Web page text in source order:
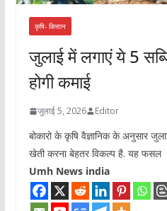
कृषि- किसान
जुलाई में लगाएं ये 5
होगी कमाई
जुलाई 5, 2026 Editor
बोकारो के कृषि वैज्ञानिक के अनुसार
खेती करना बेहतर विकल्प है. यह फसल
Umh News india